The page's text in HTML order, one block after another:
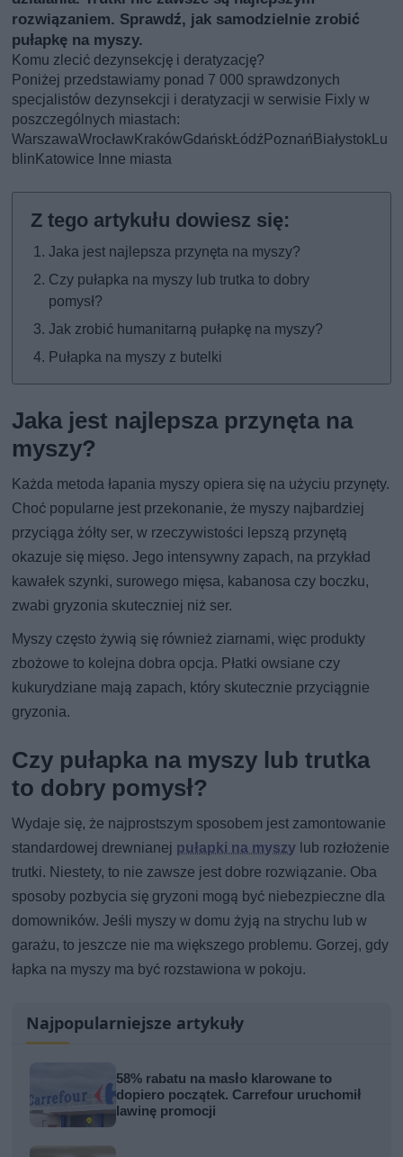
rozwiązaniem. Sprawdź, jak samodzielnie zrobić
pułapkę na myszy.
Komu zlecić dezynsekcję i deratyzację?
Poniżej przedstawiamy ponad 7 000 sprawdzonych
specjalistów dezynsekcji i deratyzacji w serwisie Fixly w
poszczególnych miastach:
WarszawaWrocławKrakówGdańskŁódźPoznań BiałystokLu
blin Katowice Inne miasta
Jaka jest najlepsza przynęta na myszy?
Czy pułapka na myszy lub trutka to dobry
pomysł?
Jak zrobić humanitarną pułapkę na myszy?
Pułapka na myszy z butelki
Jaka jest najlepsza przynęta na
myszy?
Każda metoda łapania myszy opiera się na użyciu przynęty.
Choć popularne jest przekonanie, że myszy najbardziej
przyciąga żółty ser, w rzeczywistości lepszą przynętą
okazuje się mięso. Jego intensywny zapach, na przykład
kawałek szynki, surowego mięsa, kabanosa czy boczku,
zwabi gryzonia skuteczniej niż ser.
Myszy często żywią się również ziarnami, więc produkty
zbożowe to kolejna dobra opcja. Płatki owsiane czy
kukurydziane mają zapach, który skutecznie przyciągnie
gryzonia.
Czy pułapka na myszy lub trutka
to dobry pomysł?
Wydaje się, że najprostszym sposobem jest zamontowanie
standardowej drewnianej pułapki na myszy lub rozłożenie
trutki. Niestety, to nie zawsze jest dobre rozwiązanie. Oba
sposoby pozbycia się gryzoni mogą być niebezpieczne dla
domowników. Jeśli myszy w domu żyją na strychu lub w
garażu, to jeszcze nie ma większego problemu. Gorzej, gdy
łapka na myszy ma być rozstawiona w pokoju.
Najpopularniejsze artykuły
58% rabatu na masło klarowane to
dopiero początek. Carrefour uruchomił
lawinę promocji